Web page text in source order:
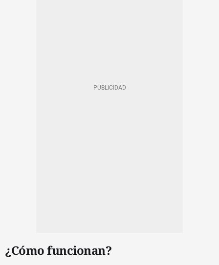
¿Cómo funcionan?